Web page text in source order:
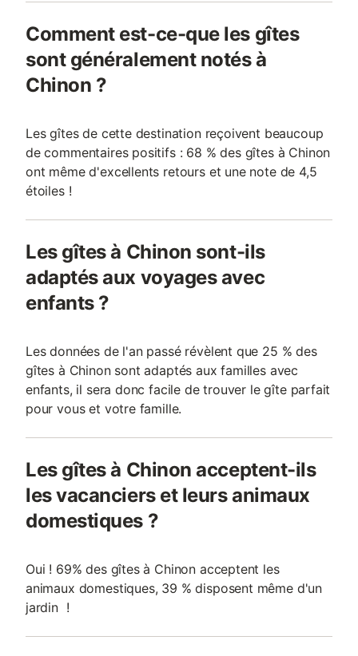
Comment est-ce-que les gîtes
sont généralement notés à
Chinon ?
Les gîtes de cette destination reçoivent beaucoup
de commentaires positifs : 68 % des gîtes à Chinon
ont même d'excellents retours et une note de 4,5
étoiles !
Les gîtes à Chinon sont-ils
adaptés aux voyages avec
enfants ?
Les données de l'an passé révèlent que 25 % des
gîtes à Chinon sont adaptés aux familles avec
enfants, il sera donc facile de trouver le gîte parfait
pour vous et votre famille.
Les gîtes à Chinon acceptent-ils
les vacanciers et leurs animaux
domestiques ?
Oui ! 69% des gîtes à Chinon acceptent les
animaux domestiques, 39 % disposent même d'un
jardin !